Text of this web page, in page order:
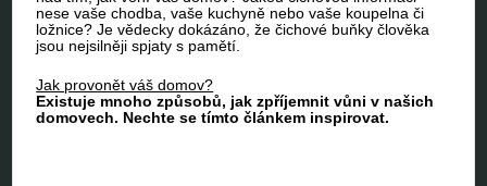
nese vaše chodba, vaše kuchyně nebo vaše koupelna či
ložnice? Je vědecky dokázáno, že čichové buňky člověka
jsou nejsilněji spjaty s pamětí.
Jak provonět váš domov?
Existuje mnoho způsobů, jak zpříjemnit vůni v našich
domovech. Nechte se tímto článkem inspirovat.